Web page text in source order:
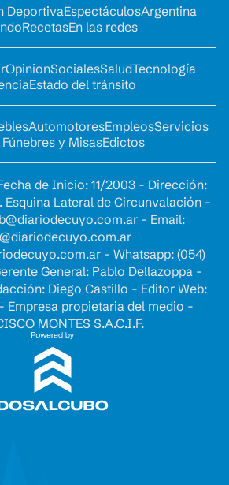
DeportivaEspectáculosArgentina
RecetasEn las redes
OpinionSocialesSaludTecnología
Estado del tránsito
AutomotoresEmpleosServicios
y MisasEdictos
de Inicio: 11/2003 - Dirección:
Esquina Lateral de Circunvalación -
- Email:
- Whatsapp: (054)
General: Pablo Dellazoppa -
Diego Castillo - Editor Web:
Empresa propietaria del medio -
MONTES S.A.C.I.F.